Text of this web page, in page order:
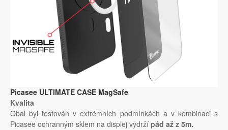
Picasee ULTIMATE CASE MagSafe
Kvalita
Obal byl testován v extrémních podmínkách a v kombinaci s
Picasee ochranným sklem na displej vydrží pád až z 5m.